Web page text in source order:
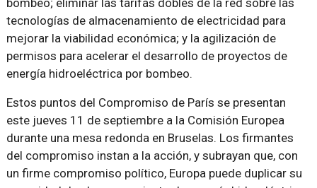
bombeo; eliminar las tarifas dobles de la red sobre las
tecnologías de almacenamiento de electricidad para
mejorar la viabilidad económica; y la agilización de
permisos para acelerar el desarrollo de proyectos de
energía hidroeléctrica por bombeo.
Estos puntos del Compromiso de París se presentan
este jueves 11 de septiembre a la Comisión Europea
durante una mesa redonda en Bruselas. Los firmantes
del compromiso instan a la acción, y subrayan que, con
un firme compromiso político, Europa puede duplicar su